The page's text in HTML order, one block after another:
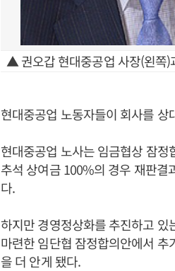
▲ 권오갑 현대중공업 사장(왼쪽
현대중공업 노동자들이 회사를
현대중공업 노사는 임금협상 잠
추석 상여금 100%의 경우 재판결
다.
하지만 경영정상화를 추진하고
마련한 임단협 잠정합의안에서
을 더 안게 됐다.